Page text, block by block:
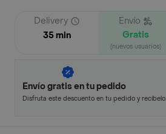
Delivery
35 min
Envío
Gratis
(nuevos usuarios)
Envío gratis en tu pedido
Disfruta este descuento en tu pedido y recíbelo